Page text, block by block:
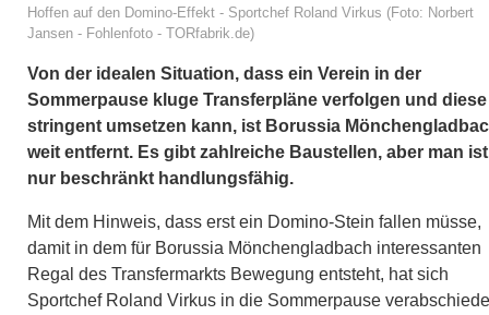
Hoffen auf den Domino-Effekt - Sportchef Roland Virkus (Foto: Norbert
Jansen - Fohlenfoto - TORfabrik.de)
Von der idealen Situation, dass ein Verein in der
Sommerpause kluge Transferpläne verfolgen und diese
stringent umsetzen kann, ist Borussia
weit entfernt. Es gibt zahlreiche Baustellen, aber man ist
nur beschränkt handlungsfähig.
Mit dem Hinweis, dass erst ein Domino-Stein fallen müsse,
damit in dem für Borussia Mönchengladbach interessanten
Regal des Transfermarkts Bewegung entsteht, hat sich
Sportchef Roland Virkus in die Sommerpause